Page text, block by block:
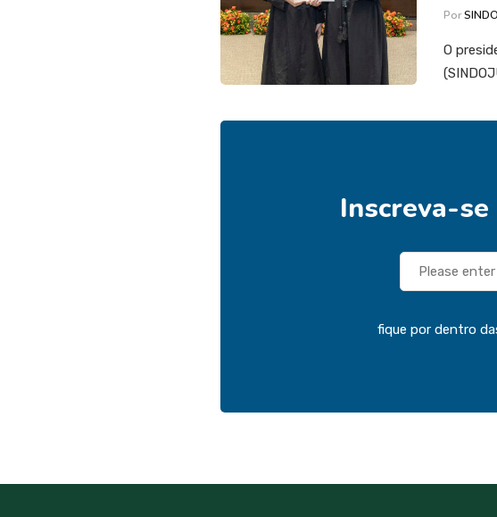
Por
O
Inscreva-
fique por dentro